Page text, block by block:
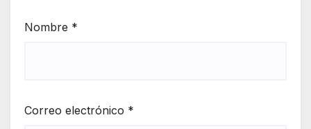
Nombre *
Correo electrónico *